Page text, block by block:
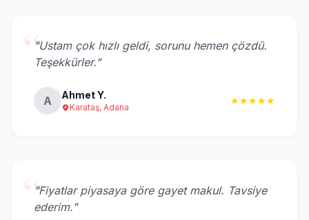
“"Ustam çok hızlı geldi, sorunu hemen çözdü.
Teşekkürler."
A Ahmet Y.
Karataş, Adana
★★★★★
“"Fiyatlar piyasaya göre gayet makul. Tavsiye
ederim."